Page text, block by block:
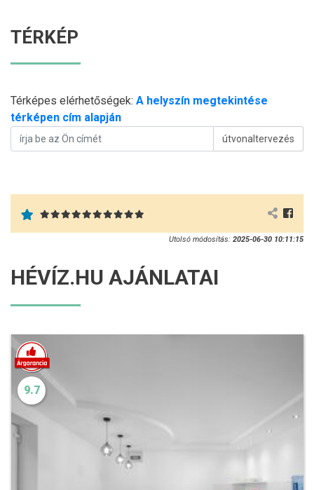
TÉRKÉP
Térképes elérhetőségek: A helyszín megtekintése
térképen cím alapján
útvonaltervezés
Utolsó módosítás: 2025-06-30 10:11:15
HÉVÍZ.HU AJÁNLATAI
9.7